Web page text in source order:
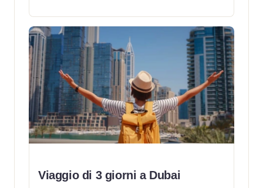
Viaggio di 3 giorni a Dubai